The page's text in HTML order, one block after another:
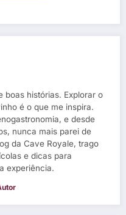
boas histórias. Explorar o
é o que me inspira.
e desde
nunca mais parei de
da Cave Royale, trago
e dicas para
experiência.